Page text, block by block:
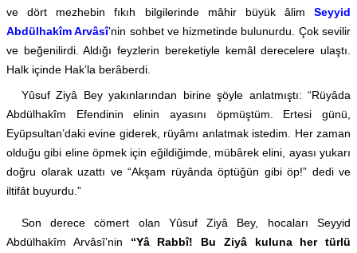
ve dört mezhebin fıkıh bilgilerinde mâhir büyük âlim Seyyid
Abdülhakîm Arvâsî’nin sohbet ve hizmetinde bulunurdu. Çok sevilir
ve beğenilirdi. Aldığı feyzlerin bereketiyle kemâl derecelere ulaştı.
Halk içinde Hak’la berâberdi.
Yûsuf Ziyâ Bey yakınlarından birine şöyle anlatmıştı: “Rüyâda
Abdülhakîm Efendinin elinin ayasını öpmüştüm. Ertesi günü,
Eyüpsultan’daki evine giderek, rüyâmı anlatmak istedim. Her zaman
olduğu gibi eline öpmek için eğildiğimde, mübârek elini, ayası yukarı
doğru olarak uzattı ve “Akşam rüyânda öptüğün gibi öp!” dedi ve
iltifât buyurdu.”
Son derece cömert olan Yûsuf Ziyâ Bey, hocaları Seyyid
Abdülhakîm Arvâsî’nin “Yâ Rabbî! Bu Ziyâ kuluna her türlü